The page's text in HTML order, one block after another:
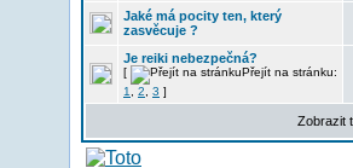
Jaké má pocity ten, který
zasvěcuje ?
Je reiki nebezpečná?
[
Přejít na stránku:
1
2 3 ]
Zobrazit